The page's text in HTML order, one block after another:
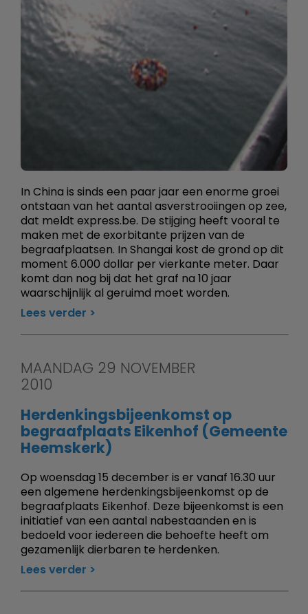
In China is sinds een paar jaar een enorme groei
ontstaan van het aantal asverstrooiingen op zee,
dat meldt express.be. De stijging heeft vooral te
maken met de exorbitante prijzen van de
begraafplaatsen. In Shangai kost de grond op dit
moment 6.000 dollar per vierkante meter. Daar
komt dan nog bij dat het graf na 10 jaar
waarschijnlijk al geruimd moet worden.
Lees verder
MAANDAG 29 NOVEMBER
2010
Herdenkingsbijeenkomst op
begraafplaats Eikenhof (Gemeente
Heemskerk)
Op woensdag 15 december is er vanaf 16.30 uur
een algemene herdenkingsbijeenkomst op de
begraafplaats Eikenhof. Deze bijeenkomst is een
initiatief van een aantal nabestaanden en is
bedoeld voor iedereen die behoefte heeft om
gezamenlijk dierbaren te herdenken.
Lees verder